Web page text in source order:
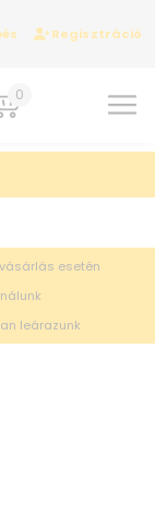
Regisztráció
0
esetén
leárazunk